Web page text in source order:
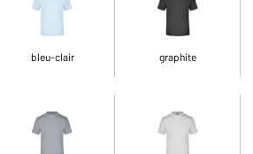
bleu-clair graphite